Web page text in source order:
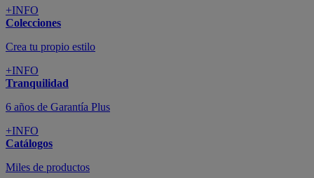
+INFO
Colecciones
Crea tu propio estilo
+INFO
Tranquilidad
6 años de Garantía Plus
+INFO
Catálogos
Miles de productos